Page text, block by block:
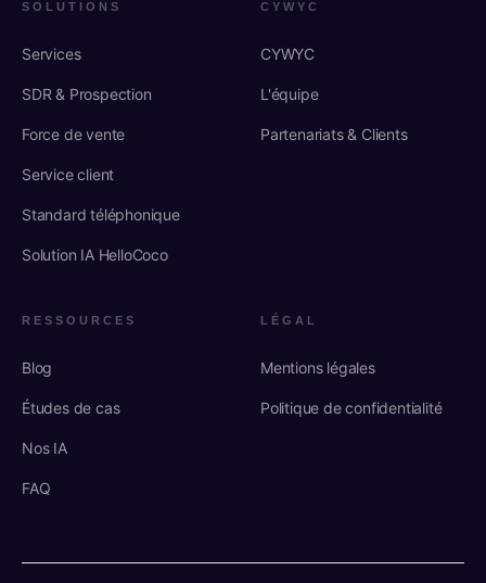
SOLUTIONS
Services
SDR & Prospection
Force de vente
Service client
Standard téléphonique
Solution IA HelloCoco
CYWYC
CYWYC
L'équipe
Partenariats & Clients
RESSOURCES
Blog
Études de cas
Nos IA
FAQ
LÉGAL
Mentions légales
Politique de confidentialité